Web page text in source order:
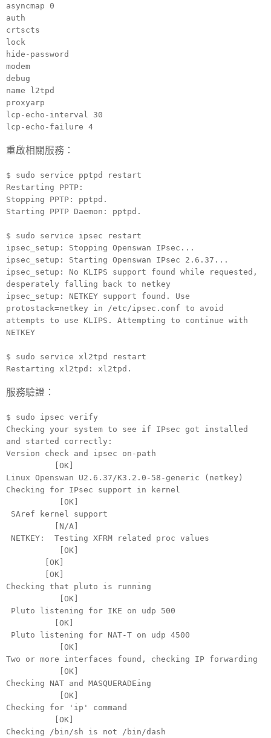
asyncmap 0
auth
crtscts
lock
hide-password
modem
debug
name l2tpd
proxyarp
lcp-echo-interval 30
lcp-echo-failure 4
重啟相關服務：
$ sudo service pptpd restart
Restarting PPTP:
Stopping PPTP: pptpd.
Starting PPTP Daemon: pptpd.
$ sudo service ipsec restart
ipsec_setup: Stopping Openswan IPsec...
ipsec_setup: Starting Openswan IPsec 2.6.37...
ipsec_setup: No KLIPS support found while requested,
desperately falling back to netkey
ipsec_setup: NETKEY support found. Use
protostack=netkey in /etc/ipsec.conf to avoid
attempts to use KLIPS. Attempting to continue with
NETKEY
$ sudo service xl2tpd restart
Restarting xl2tpd: xl2tpd.
服務驗證：
$ sudo ipsec verify
Checking your system to see if IPsec got installed
and started correctly:
Version check and ipsec on-path
[OK]
Linux Openswan U2.6.37/K3.2.0-58-generic (netkey)
Checking for IPsec support in kernel
[OK]
SAref kernel support
[N/A]
NETKEY: Testing XFRM related proc values
[OK]
[OK]
[OK]
Checking that pluto is running
[OK]
Pluto listening for IKE on udp 500
[OK]
Pluto listening for NAT-T on udp 4500
[OK]
Two or more interfaces found, checking IP forwarding
[OK]
Checking NAT and MASQUERADEing
[OK]
Checking for 'ip' command
[OK]
Checking /bin/sh is not /bin/dash